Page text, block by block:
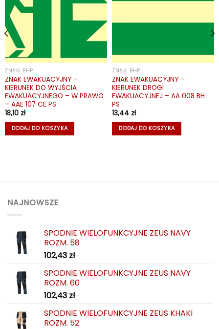
ZNAKI BHP
ZNAK EWAKUACYJNY –
KIERUNEK DO WYJŚCIA
EWAKUACYJNEGO – W PRAWO
– AAE 107 CE PS
18,10 zł
DODAJ DO KOSZYKA
ZNAKI BHP
ZNAK EWAKUACYJNY –
KIERUNEK DROGI
EWAKUACYJNEJ – AA 008 BH
PS
13,44 zł
DODAJ DO KOSZYKA
NAJNOWSZE
SPODNIE WIELOFUNKCYJNE ZEUS NAVY
ROZM. 58
102,43 zł
SPODNIE WIELOFUNKCYJNE ZEUS NAVY
ROZM. 60
102,43 zł
SPODNIE WIELOFUNKCYJNE ZEUS KHAKI
ROZM. 52